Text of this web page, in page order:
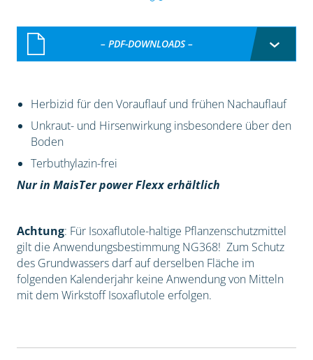
– PDF-DOWNLOADS –
Herbizid für den Vorauflauf und frühen Nachauflauf
Unkraut- und Hirsenwirkung insbesondere über den
Boden
Terbuthylazin-frei
Nur in MaisTer power Flexx erhältlich
Achtung: Für Isoxaflutole-haltige Pflanzenschutzmittel
gilt die Anwendungsbestimmung NG368! Zum Schutz
des Grundwassers darf auf derselben Fläche im
folgenden Kalenderjahr keine Anwendung von Mitteln
mit dem Wirkstoff Isoxaflutole erfolgen.